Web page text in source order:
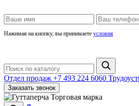
Нажимая на кнопку, вы принимаете условия
Отдел продаж +7 493 224 6060
Заказать звонок
Торговая марка